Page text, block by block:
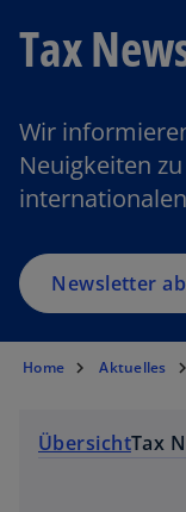
Tax
Wir
Neuigkeiten
Newsletter
r
u
e
n
e
g
is
t
e
a
Home Aktuelles
ÜbersichtTax